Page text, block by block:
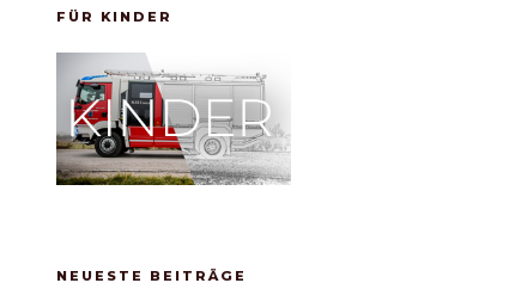
FÜR KINDER
NEUESTE BEITRÄGE